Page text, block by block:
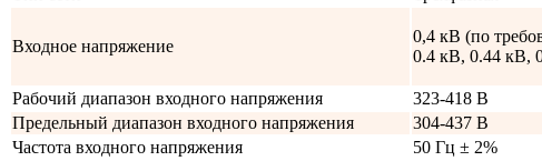
Входное напряжение
0,4 кВ (по
0.4 кВ, 0.44 кВ,
Рабочий диапазон входного напряжения
323-418 В
Предельный диапазон входного напряжения
304-437 В
Частота входного напряжения
50 Гц ± 2%